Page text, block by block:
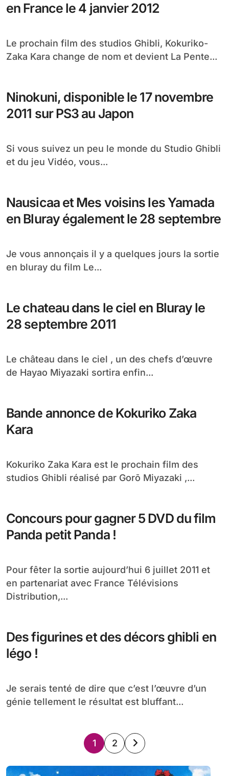
en France le 4 janvier 2012
Le prochain film des studios Ghibli, Kokuriko-
Zaka Kara change de nom et devient La Pente...
Ninokuni, disponible le 17 novembre
2011 sur PS3 au Japon
Si vous suivez un peu le monde du Studio Ghibli
et du jeu Vidéo, vous...
Nausicaa et Mes voisins les Yamada
en Bluray également le 28 septembre
Je vous annonçais il y a quelques jours la sortie
en bluray du film Le...
Le chateau dans le ciel en Bluray le
28 septembre 2011
Le château dans le ciel , un des chefs d’œuvre
de Hayao Miyazaki sortira enfin...
Bande annonce de Kokuriko Zaka
Kara
Kokuriko Zaka Kara est le prochain film des
studios Ghibli réalisé par Gorō Miyazaki ,...
Concours pour gagner 5 DVD du film
Panda petit Panda !
Pour fêter la sortie aujourd’hui 6 juillet 2011 et
en partenariat avec France Télévisions
Distribution,...
Des figurines et des décors ghibli en
légo !
Je serais tenté de dire que c’est l’œuvre d’un
génie tellement le résultat est bluffant...
Pagination
des
1 2